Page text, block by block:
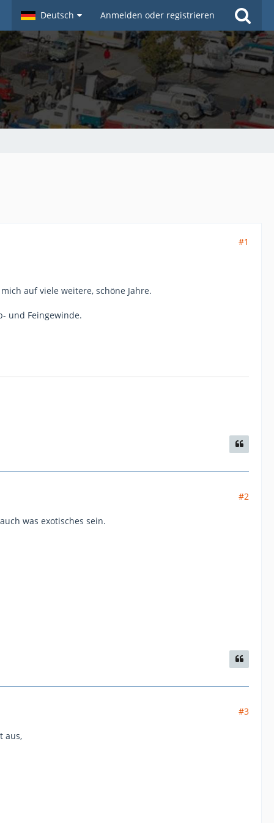
Deutsch Anmelden oder registrieren
#1
auf viele weitere, schöne Jahre.
und Feingewinde.
#2
was exotisches sein.
#3
aus,